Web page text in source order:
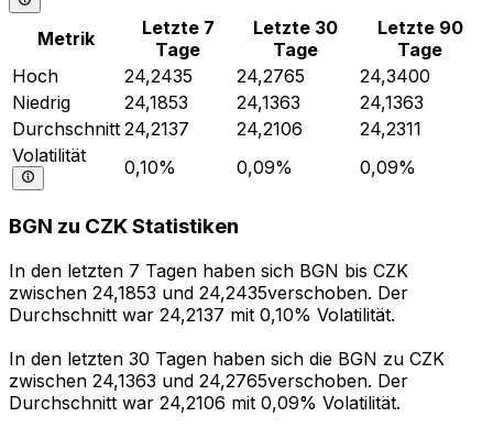
Metrik
Letzte 7
Tage
Letzte 30
Tage
Letzte 90
Tage
Hoch
24,2435 24,2765
24,3400
Niedrig
24,1853 24,1363
24,1363
Durchschnitt 24,2137 24,2106
24,2311
Volatilität
0,10% 0,09% 0,09%
BGN zu CZK Statistiken
In den letzten 7 Tagen haben sich BGN bis CZK
zwischen 24,1853 und 24,2435verschoben. Der
Durchschnitt war 24,2137 mit 0,10% Volatilität.
In den letzten 30 Tagen haben sich die BGN zu CZK
zwischen 24,1363 und 24,2765verschoben. Der
Durchschnitt war 24,2106 mit 0,09% Volatilität.